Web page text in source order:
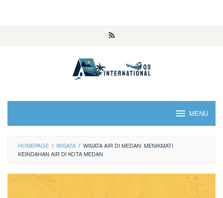
MENU
HOMEPAGE / WISATA / WISATA AIR DI MEDAN: MENIKMATI
KEINDAHAN AIR DI KOTA MEDAN